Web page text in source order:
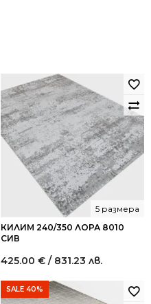
КИЛИМ 240/350 ЛОРА 8010
СИВ
5 размера
425.00 € / 831.23 лв.
SALE 40%